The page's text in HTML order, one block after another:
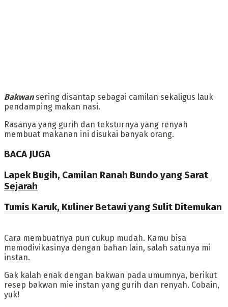
Bakwansering disantap sebagai camilan sekaligus lauk
pendamping makan nasi.
Rasanya yang gurih dan teksturnya yang renyah
membuat makanan ini disukai banyak orang.
BACA JUGA
Lapek Bugih, Camilan Ranah Bundo yang Sarat
Sejarah
Tumis Karuk, Kuliner Betawi yang Sulit Ditemukan
‎Cara membuatnya pun cukup mudah. Kamu bisa
memodivikasinya dengan bahan lain, salah satunya mi
instan.
‎Gak kalah enak dengan bakwan pada umumnya, berikut
resep bakwan mie instan yang gurih dan renyah. Cobain,
yuk!